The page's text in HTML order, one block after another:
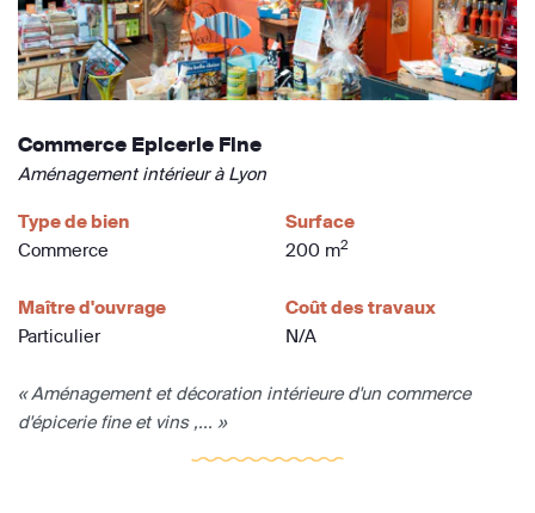
Commerce Epicerie Fine
Aménagement intérieur à Lyon
Type de bien
Commerce
Surface
200 m2
Maître d'ouvrage
Particulier
Coût des travaux
N/A
« Aménagement et décoration intérieure d'un commerce
d'épicerie fine et vins ,... »